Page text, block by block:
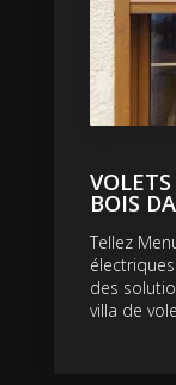
BOIS
Tellez
des
villa de